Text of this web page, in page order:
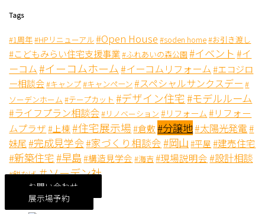
Tags
#1周年#HPリニューアル#Open House #soden home#お引き渡し
#こどもみらい住宅支援事業#ふれあいの森公園 #イベント #イ
ーコム#イーコムホーム#イーコムリフォーム#エコジロ
ー相談会#キャンプ#キャンペーン#スペシャルサンクスデー #
ソーデンホーム #テープカット #デザイン住宅 #モデルルーム
#ライフプラン相談会#リノベーション #リフォーム #リフォー
ムプラザ #上棟 #住宅展示場 #倉敷#分譲地#太陽光発電#
妹尾#完成見学会#家づくり相談会#岡山 #平屋 #建売住宅
#新築住宅#早島#構造見学会 #海吉#現場説明会#設計相談
#餅なげ＃ソーデン社
お問い合わせ
展示場予約